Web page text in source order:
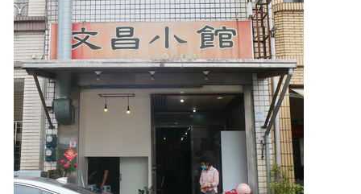
日記簿
餐桌週記
享樂隨手拍
照相簿
影音區
創意出版服務